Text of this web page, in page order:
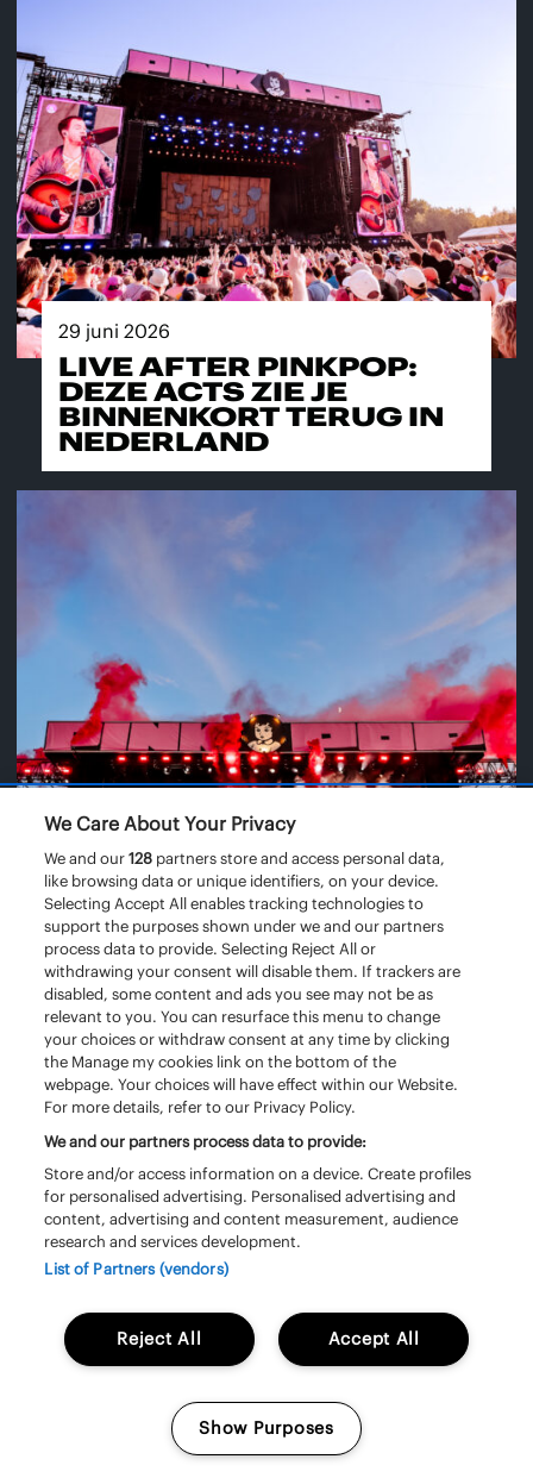
29 juni 2026
LIVE AFTER PINKPOP:
DEZE ACTS ZIE JE
BINNENKORT TERUG IN
NEDERLAND
25 juni 2026
WE HOREN JE MENING
GRAAG!
We Care About Your Privacy
We and our128 partners store and access personal data,
like browsing data or unique identifiers, on your device.
Selecting Accept All enables tracking technologies to
support the purposes shown under we and our partners
process data to provide. Selecting Reject All or
withdrawing your consent will disable them. If trackers are
disabled, some content and ads you see may not be as
relevant to you. You can resurface this menu to change
your choices or withdraw consent at any time by clicking
the Manage my cookies link on the bottom of the
webpage. Your choices will have effect within our Website.
For more details, refer to our Privacy Policy.
We and our partners process data to provide:
Store and/or access information on a device. Create profiles
for personalised advertising. Personalised advertising and
content, advertising and content measurement, audience
research and services development.
List of Partners (vendors)
Accept All
Reject All
Show Purposes